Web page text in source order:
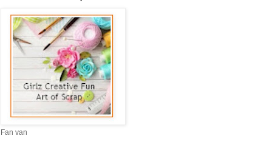
Fan van